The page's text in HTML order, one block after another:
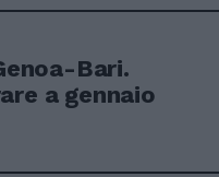
Bari.
a gennaio